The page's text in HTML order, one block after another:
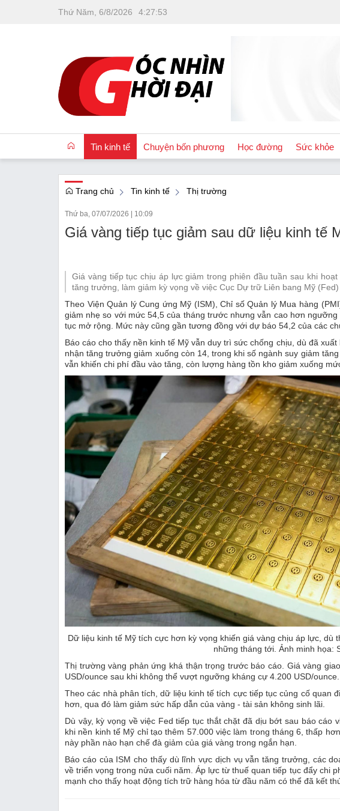
Thứ Năm, 6/8/2026 4:27:53
Tin kinh tế
Tài chính
Thị trường
Emagazine
Chuyện bốn phương Học đường Sức khỏe
Trang chủ Tin kinh tế Thị trường
Thứ ba, 07/07/2026 | 10:09
Giá vàng tiếp tục giảm sau dữ liệu kinh tế
Giá vàng tiếp tục chịu áp lực giảm trong phiên đầu tuần sau khi
tăng trưởng, làm giảm kỳ vọng về việc Cục Dự trữ Liên bang Mỹ
Theo Viện Quản lý Cung ứng Mỹ (ISM), Chỉ số Quản lý Mua hàng
giảm nhẹ so với mức 54,5 của tháng trước nhưng vẫn cao hơn
tục mở rộng. Mức này cũng gần tương đồng với dự báo 54,2 của các
Báo cáo cho thấy nền kinh tế Mỹ vẫn duy trì sức chống chịu, dù đã
nhận tăng trưởng giảm xuống còn 14, trong khi số ngành suy giảm
vẫn khiến chi phí đầu vào tăng, còn lượng hàng tồn kho giảm xuống
Dữ liệu kinh tế Mỹ tích cực hơn kỳ vọng khiến giá vàng chịu áp lực,
những tháng tới. Ảnh minh họa:
Thị trường vàng phản ứng khá thận trọng trước báo cáo. Giá vàng
USD/ounce sau khi không thể vượt ngưỡng kháng cự 4.200 USD/ounce.
Theo các nhà phân tích, dữ liệu kinh tế tích cực tiếp tục củng cố quan
hơn, qua đó làm giảm sức hấp dẫn của vàng - tài sản không sinh lãi.
Dù vậy, kỳ vọng về việc Fed tiếp tục thắt chặt đã dịu bớt sau báo cáo
khi nền kinh tế Mỹ chỉ tạo thêm 57.000 việc làm trong tháng 6, thấp
này phần nào hạn chế đà giảm của giá vàng trong ngắn hạn.
Báo cáo của ISM cho thấy dù lĩnh vực dịch vụ vẫn tăng trưởng, các
về triển vọng trong nửa cuối năm. Áp lực từ thuế quan tiếp tục đẩy chi
mạnh cho thấy hoạt động tích trữ hàng hóa từ đầu năm có thể đã kết